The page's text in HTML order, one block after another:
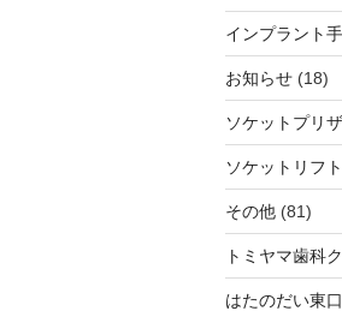
インプラント
お知らせ(18)
ソケットプリ
ソケットリフト
その他(81)
トミヤマ歯科
はたのだい東